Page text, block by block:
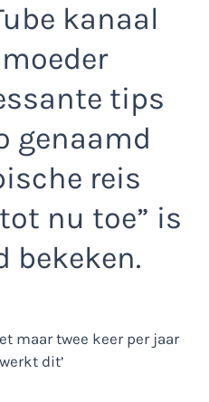
kanaal
tips
genaamd
reis
nu toe” is
bekeken.